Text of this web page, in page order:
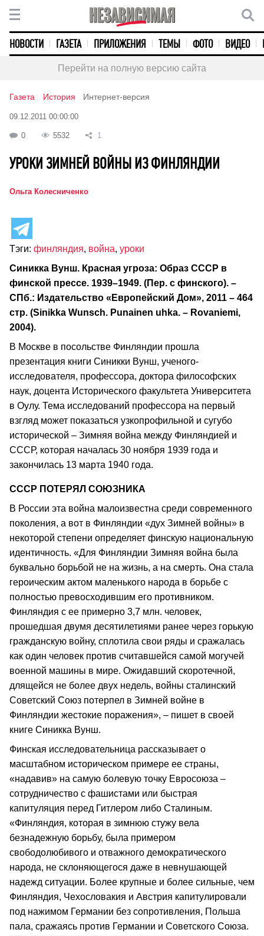
НОВОСТИ ГАЗЕТА ПРИЛОЖЕНИЯ ТЕМЫ ФОТО ВИДЕО
Перейти на полную версию сайта
Газета История Интернет-версия
09.12.2011 00:00:00
0 5532 1
УРОКИ ЗИМНЕЙ ВОЙНЫ ИЗ ФИНЛЯНДИИ
Ольга Колесниченко
Тэги: финляндия, война, уроки
Синикка Вунш. Красная угроза: Образ СССР в
финской прессе. 1939–1949. (Пер. с финского). –
СПб.: Издательство «Европейский Дом», 2011 – 464
стр. (Sinikka Wunsch. Punainen uhka. – Rovaniemi,
2004).
В Москве в посольстве Финляндии прошла
презентация книги Синикки Вунш, ученого-
исследователя, профессора, доктора философских
наук, доцента Исторического факультета Университета
в Оулу. Тема исследований профессора на первый
взгляд может показаться узкопрофильной и сугубо
исторической – Зимняя война между Финляндией и
СССР, которая началась 30 ноября 1939 года и
закончилась 13 марта 1940 года.
СССР ПОТЕРЯЛ СОЮЗНИКА
В России эта война малоизвестна среди современного
поколения, а вот в Финляндии «дух Зимней войны» в
некоторой степени определяет финскую национальную
идентичность. «Для Финляндии Зимняя война была
буквально борьбой не на жизнь, а на смерть. Она стала
героическим актом маленького народа в борьбе с
полностью превосходившим его противником.
Финляндия с ее примерно 3,7 млн. человек,
прошедшая двумя десятилетиями ранее через горькую
гражданскую войну, сплотила свои ряды и сражалась
как один человек против считавшейся самой могучей
военной машины в мире. Ожидавший скоротечной,
длящейся не более двух недель, войны сталинский
Советский Союз потерпел в Зимней войне в
Финляндии жестокие поражения», – пишет в своей
книге Синикка Вунш.
Финская исследовательница рассказывает о
масштабном историческом примере ее страны,
«надавив» на самую болевую точку Евросоюза –
сотрудничество с фашистами или быстрая
капитуляция перед Гитлером либо Сталиным.
«Финляндия, которая в зимнюю стужу вела
безнадежную борьбу, была примером
свободолюбивого и отважного демократического
народа, не склоняющегося даже в невнушающей
надежд ситуации. Более крупные и более сильные, чем
Финляндия, Чехословакия и Австрия капитулировали
под нажимом Германии без сопротивления, Польша
пала, сражаясь против Германии и Советского Союза.